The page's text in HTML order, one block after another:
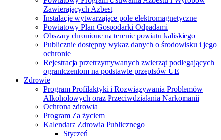
Zawierających Azbest
Instalacje wytwarzające pole elektromagnetyczne
Powiatowy Plan Gospodarki Odpadami
Obszary chronione na terenie powiatu kaliskiego
Publicznie dostępny wykaz danych o środowisku i jego
ochronie
Rejestracja przetrzymywanych zwierząt podlegających
ograniczeniom na podstawie przepisów UE
Zdrowie
Program Profilaktyki i Rozwiązywania Problemów
Alkoholowych oraz Przeciwdziałania Narkomanii
Ochrona zdrowia
Program Za życiem
Kalendarz Zdrowia Publicznego
Styczeń